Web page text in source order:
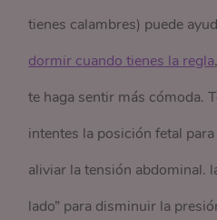
tienes calambres) puede
dormir cuando tienes la regla
te haga sentir más cómoda.
intentes la posición fetal
aliviar la tensión abdominal.
lado” para disminuir la